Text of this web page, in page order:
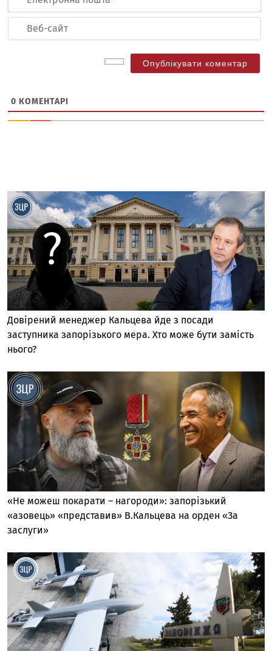
0 КОМЕНТАРІ
Довірений менеджер Кальцева йде з посади
заступника запорізького мера. Хто може бути замість
нього?
«Не можеш покарати – нагороди»: запорізький
«азовець» «представив» В.Кальцева на орден «За
заслуги»